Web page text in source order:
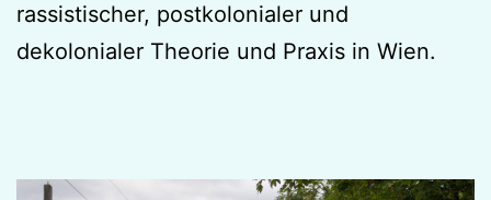
rassistischer, postkolonialer und
dekolonialer Theorie und Praxis in Wien.